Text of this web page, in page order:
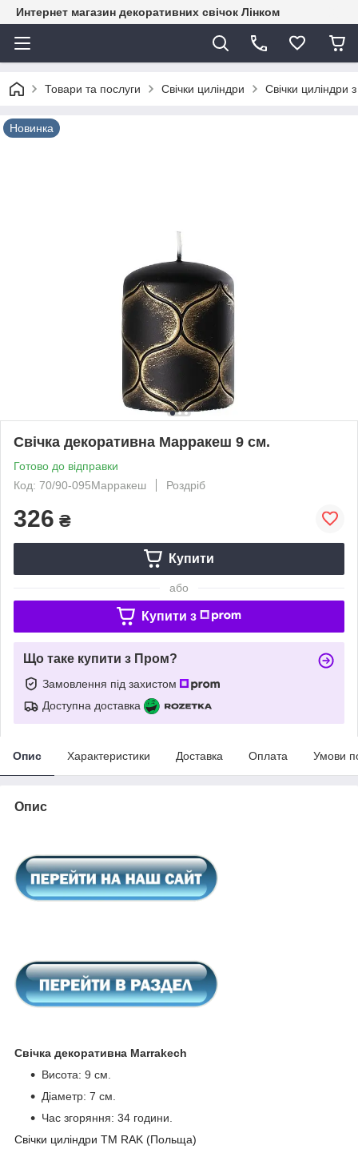
Интернет магазин декоративних свічок Лінком
Товари та послуги Свічки циліндри Свічки циліндри
Новинка
Свічка декоративна Марракеш 9 см.
Готово до відправки
Код: 70/90-095Марракеш
Роздріб
326 ₴
Купити
або
Купити з
Що таке купити з Пром?
Замовлення під захистом
Доступна доставка
Опис Характеристики Доставка Оплата Умови
Опис
Свічка декоративна Marrakech
Висота: 9 см.
Діаметр: 7 см.
Час згоряння: 34 години.
Свічки циліндри ТМ RAK (Польща)